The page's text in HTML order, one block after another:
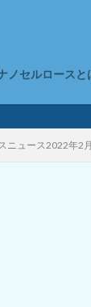
ノセルロースと
ナノセルロース
ナノセルロース
CNFのデメリッ
ナノセルロース
ナノセルロース
アロゲル
ナノセルロース
ナノセルロース
ニュース2022年2